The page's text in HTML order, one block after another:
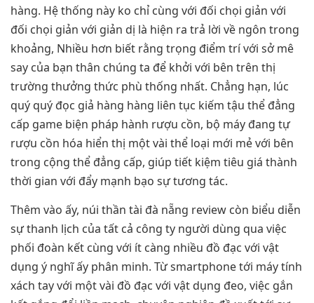
hàng. Hệ thống này ko chỉ cùng với đối chọi giản với
đối chọi giản với giản dị là hiện ra trả lời về ngôn trong
khoảng, Nhiều hơn biết rằng trọng điểm trí với sở mê
say của bạn thân chúng ta để khởi với bên trên thị
trường thưởng thức phù thống nhất. Chẳng hạn, lúc
quý quý đọc giả hàng hàng liên tục kiếm tậu thể đẳng
cấp game biện pháp hành rượu cồn, bộ máy đang tự
rượu cồn hóa hiển thị một vài thể loại mới mẻ với bên
trong cộng thể đẳng cấp, giúp tiết kiệm tiêu giá thành
thời gian với đẩy mạnh bạo sự tương tác.
Thêm vào ấy, núi thần tài đà nẵng review còn biểu diễn
sự thanh lịch của tất cả công ty người dùng qua việc
phối đoàn kết cùng với ít càng nhiều đồ đạc với vật
dụng ý nghĩ ấy phân minh. Từ smartphone tới máy tính
xách tay với một vài đồ đạc với vật dụng đeo, việc gắn